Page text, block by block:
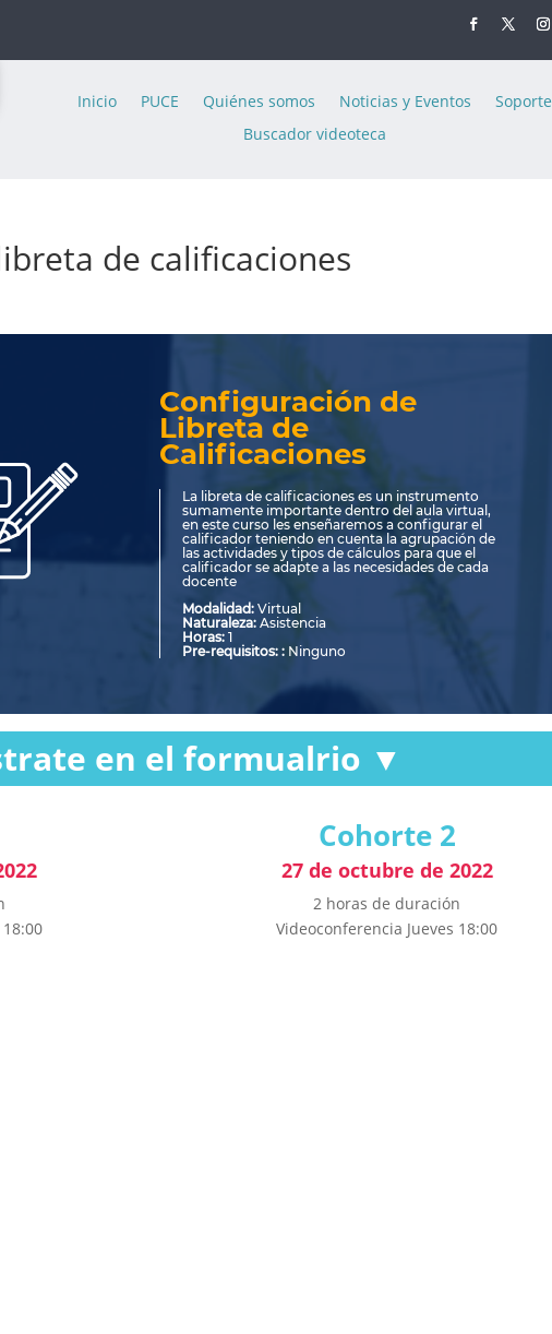
Inicio PUCE Quiénes somos Noticias y Eventos
Soporte
Buscador videoteca
de calificaciones
Configuración de
Libreta de
Calificaciones
La libreta de calificaciones es un instrumento
sumamente importante dentro del aula virtual,
en este curso les enseñaremos a configurar el
calificador teniendo en cuenta la agrupación de
las actividades y tipos de cálculos para que el
calificador se adapte a las necesidades de cada
docente
Modalidad: Virtual
Naturaleza: Asistencia
Horas: 1
Pre-requisitos: : Ninguno
en el formualrio ▼
Cohorte 2
27 de octubre de 2022
2 horas de duración
Videoconferencia Jueves 18:00